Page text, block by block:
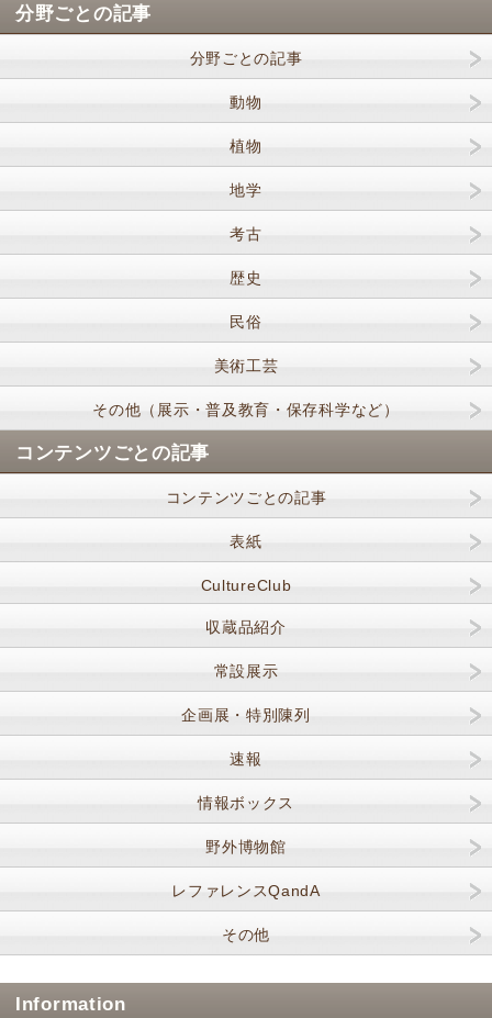
分野ごとの記事
分野ごとの記事
動物
植物
地学
考古
歴史
民俗
美術工芸
その他（展示・普及教育・保存科学など）
コンテンツごとの記事
コンテンツごとの記事
表紙
CultureClub
収蔵品紹介
常設展示
企画展・特別陳列
速報
情報ボックス
野外博物館
レファレンスQandA
その他
Information